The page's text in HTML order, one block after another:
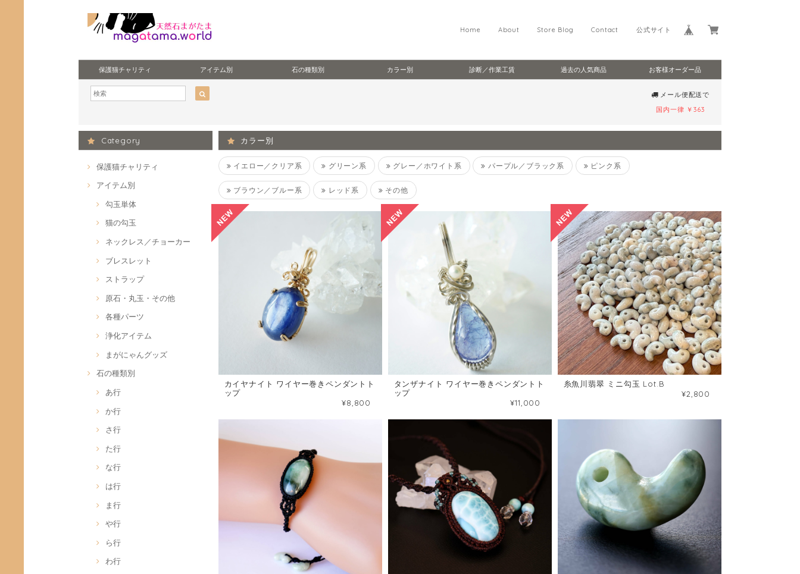
公式サイト
Contact
Store Blog
About
Home
保護猫チャリティ アイテム別 石の種類別 カラー別 診断／作業工賃 過去の人気商品 お客様オーダー品
メール便配送で
国内一律 ￥363
Category
保護猫チャリティ
アイテム別
勾玉単体
猫の勾玉
ネックレス／チョーカー
ブレスレット
ストラップ
原石・丸玉・その他
各種パーツ
浄化アイテム
まがにゃんグッズ
石の種類別
あ行
か行
さ行
た行
な行
は行
ま行
や行
ら行
わ行
カラー別
イエロー／クリア系 グリーン系 グレー／ホワイト系 パープル／ブラック系 ピンク系
ブラウン／ブルー系 レッド系 その他
カイヤナイト ワイヤー巻きペンダントト
ップ
¥8,800
タンザナイト ワイヤー巻きペンダントト
ップ
¥11,000
糸魚川翡翠 ミニ勾玉 Lot.B
¥2,800